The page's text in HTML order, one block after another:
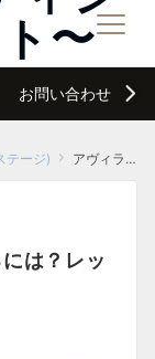
〜メニュー
お問い合わせ
テージ) アヴィラステージの特待生になるには？レッスン費無料と一部免除の噂
は？レッ